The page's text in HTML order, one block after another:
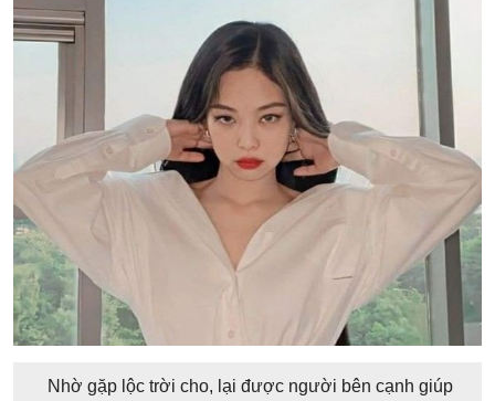
Nhờ gặp lộc trời cho, lại được người bên cạnh giúp